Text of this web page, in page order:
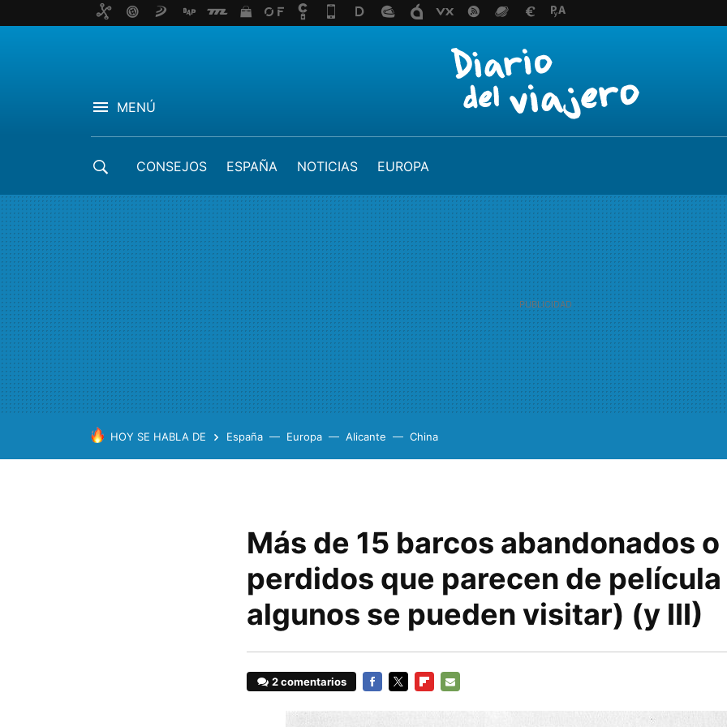
MENÚ
CONSEJOS ESPAÑA NOTICIAS EUROPA
HOY SE HABLA DE España Europa Alicante China
Más de 15 barcos abandonados o
perdidos que parecen de
algunos se pueden visitar) (y III)
2 comentarios